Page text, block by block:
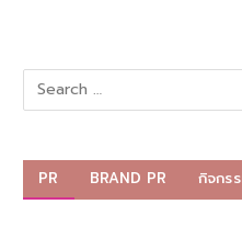
PR BRAND PR กิจกร